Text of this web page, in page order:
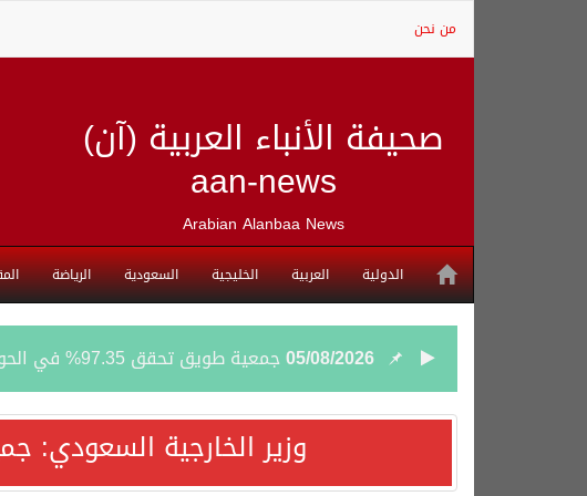
من نحن
صحيفة الأنباء العربية (آن)
aan-news
Arabian Alanbaa News
الدولية العربية الخليجية السعودية الرياضة
05/08/2026جمعية طويق تحقق 97.35% في الحوكمة وتُصنف ضمن الكيانات متناهية الكبر وتحصد شهادة الآيزو للعام الثالث على التوالي
04/08/2026“الفرصة الأخيرة”.. ترامب: المحادثات
وزير الخارجية السعودي: